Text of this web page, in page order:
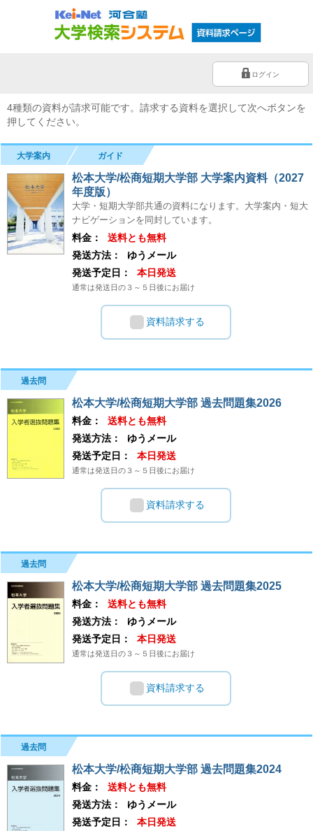
ログイン
4種類の資料が請求可能です。請求する資料を選択して次へボタンを
押してください。
大学案内 ガイド
松本大学/松商短期大学部 大学案内資料（2027
年度版）
大学・短期大学部共通の資料になります。大学案内・短大
ナビゲーションを同封しています。
料金：
送料とも無料
発送方法：
ゆうメール
発送予定日：
本日発送
通常は発送日の３～５日後にお届け
資料請求する
過去問
松本大学/松商短期大学部 過去問題集2026
料金：
送料とも無料
発送方法：
ゆうメール
発送予定日：
本日発送
通常は発送日の３～５日後にお届け
資料請求する
過去問
松本大学/松商短期大学部 過去問題集2025
料金：
送料とも無料
発送方法：
ゆうメール
発送予定日：
本日発送
通常は発送日の３～５日後にお届け
資料請求する
過去問
松本大学/松商短期大学部 過去問題集2024
料金：
送料とも無料
発送方法：
ゆうメール
発送予定日：
本日発送